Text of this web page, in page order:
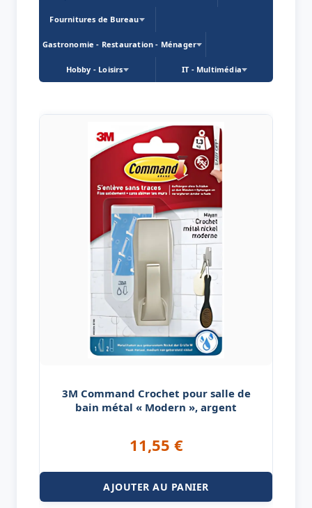
Fournitures de Bureau
Gastronomie - Restauration - Ménager
Hobby - Loisirs IT - Multimédia
3M Command Crochet pour salle de
bain métal « Modern », argent
11,55 €
AJOUTER AU PANIER